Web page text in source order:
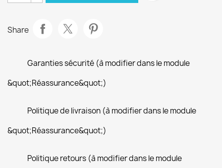
Share
Garanties sécurité (à modifier dans le module
&quot;Réassurance&quot;)
Politique de livraison (à modifier dans le module
&quot;Réassurance&quot;)
Politique retours (à modifier dans le module